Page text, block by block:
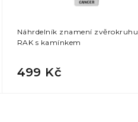
Náhrdelník znamení zvěrokruhu
RAK s kamínkem
499 Kč